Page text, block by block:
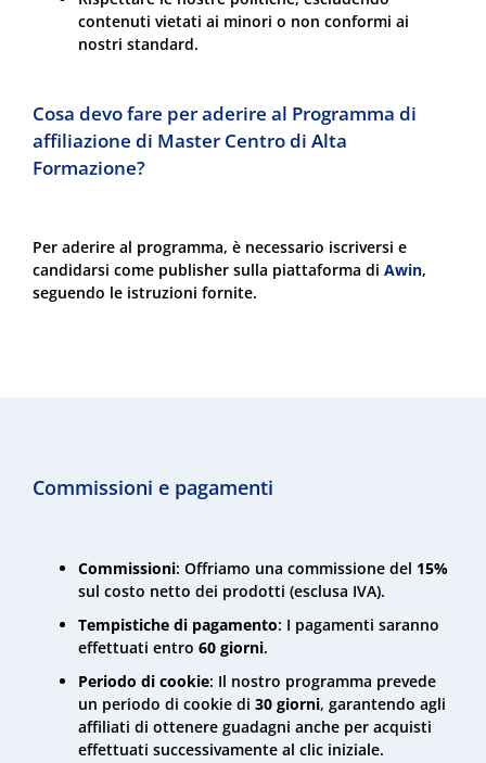
contenuti vietati ai minori o non conformi ai
nostri standard.
Cosa devo fare per aderire al Programma di
affiliazione di Master Centro di Alta
Formazione?
Per aderire al programma, è necessario iscriversi e
candidarsi come publisher sulla piattaforma di Awin,
seguendo le istruzioni fornite.
Commissioni e pagamenti
Commissioni: Offriamo una commissione del 15%
sul costo netto dei prodotti (esclusa IVA).
Tempistiche di pagamento: I pagamenti saranno
effettuati entro 60 giorni.
Periodo di cookie: Il nostro programma prevede
un periodo di cookie di 30 giorni, garantendo agli
affiliati di ottenere guadagni anche per acquisti
effettuati successivamente al clic iniziale.